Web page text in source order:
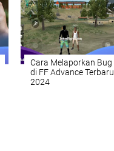
Cara Melaporkan Bug
di FF Advance Terbaru
2024